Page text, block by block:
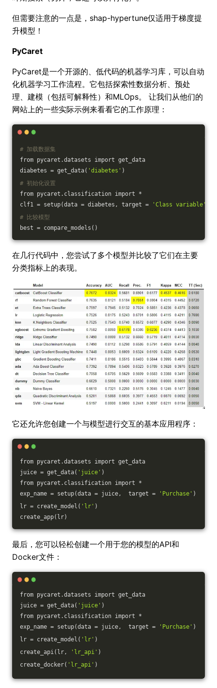
但需要注意的一点是，shap-hypertune仅适用于梯度提
升模型！
PyCaret
PyCaret是一个开源的、低代码的机器学习库，可以自动
化机器学习工作流程。它包括探索性数据分析、预处
理、建模（包括可解释性）和MLOps。 让我们从他们的
网站上的一些实际示例来看看它的工作原理：
# 加载数据集
from pycaret.datasets import get_data
diabetes = get_data( 'diabetes' )
# 初始化设置
from pycaret.classification import *
clf1 = setup(data = diabetes, target =
'Class variable'
# 比较模型
best = compare_models()
在几行代码中，您尝试了多个模型并比较了它们在主要
分类指标上的表现。
它还允许您创建一个与模型进行交互的基本应用程序：
from pycaret.datasets import get_data
juice = get_data( 'juice' )
from pycaret.classification import *
exp_name = setup(data = juice,  target =
'Purchase' )
lr = create_model( 'lr' )
create_app(lr)
最后，您可以轻松创建一个用于您的模型的API和
Docker文件：
from pycaret.datasets import get_data
juice = get_data( 'juice' )
from pycaret.classification import *
exp_name = setup(data = juice,  target =
'Purchase' )
lr = create_model( 'lr' )
create_api(lr,
'lr_api' )
create_docker( 'lr_api' )